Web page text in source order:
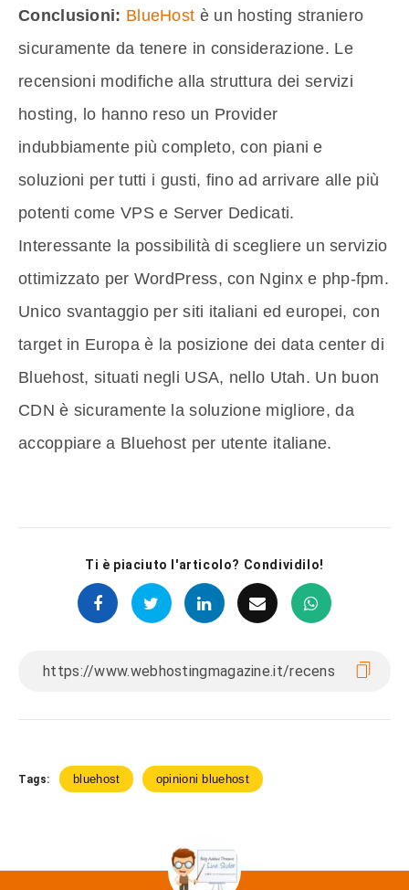
Conclusioni: BlueHost è un hosting straniero
sicuramente da tenere in considerazione. Le
recensioni modifiche alla struttura dei servizi
hosting, lo hanno reso un Provider
indubbiamente più completo, con piani e
soluzioni per tutti i gusti, fino ad arrivare alle più
potenti come VPS e Server Dedicati.
Interessante la possibilità di scegliere un servizio
ottimizzato per WordPress, con Nginx e php-fpm.
Unico svantaggio per siti italiani ed europei, con
target in Europa è la posizione dei data center di
Bluehost, situati negli USA, nello Utah. Un buon
CDN è sicuramente la soluzione migliore, da
accoppiare a Bluehost per utente italiane.
Ti è piaciuto l'articolo? Condividilo!
Tags: bluehost opinioni bluehost